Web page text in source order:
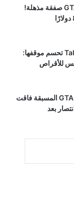
رئيس Take-Two: سعر GTA 6 صفقة مذهلة!
ناشر GTA 6 شركة Take-Two تحسم موقفها:
للأقراص
رئيس Take-Two: طلبات GTA 6 المسبقة فاقت
بعد